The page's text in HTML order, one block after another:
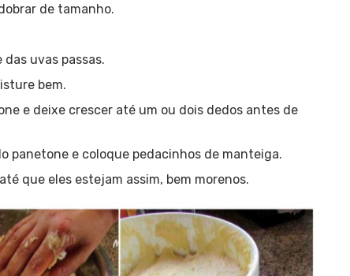
de tamanho.
uvas passas.
bem.
e deixe crescer até um ou dois dedos antes de
panetone e coloque pedacinhos de manteiga.
que eles estejam assim, bem morenos.